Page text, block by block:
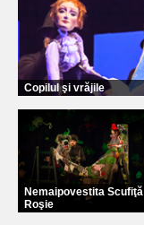
Copilul şi vrăjile
Nemaipovestita Scufiţă
Roşie